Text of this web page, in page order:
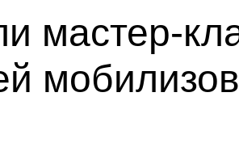
мастер-